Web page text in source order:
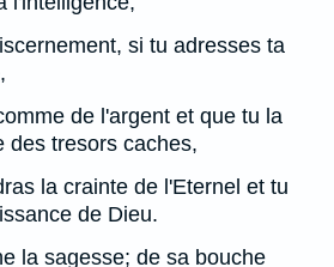
si tu adresses ta
de l'argent et que tu la
des tresors caches,
la crainte de l'Eternel et tu
de Dieu.
la sagesse; de sa bouche